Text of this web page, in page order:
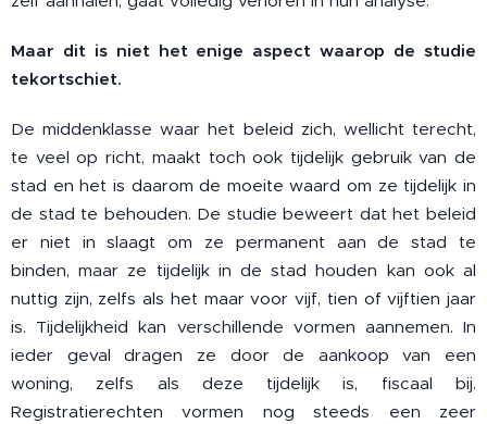
Maar dit is niet het enige aspect waarop de studie
tekortschiet.
De middenklasse waar het beleid zich, wellicht terecht,
te veel op richt, maakt toch ook tijdelijk gebruik van de
stad en het is daarom de moeite waard om ze tijdelijk in
de stad te behouden. De studie beweert dat het beleid
er niet in slaagt om ze permanent aan de stad te
binden, maar ze tijdelijk in de stad houden kan ook al
nuttig zijn, zelfs als het maar voor vijf, tien of vijftien jaar
is. Tijdelijkheid kan verschillende vormen aannemen. In
ieder geval dragen ze door de aankoop van een
woning, zelfs als deze tijdelijk is, fiscaal bij.
Registratierechten vormen nog steeds een zeer